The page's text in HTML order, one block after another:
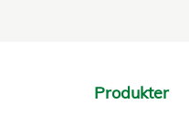
Produkter